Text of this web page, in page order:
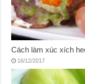
Cách làm xúc xích
16/12/2017